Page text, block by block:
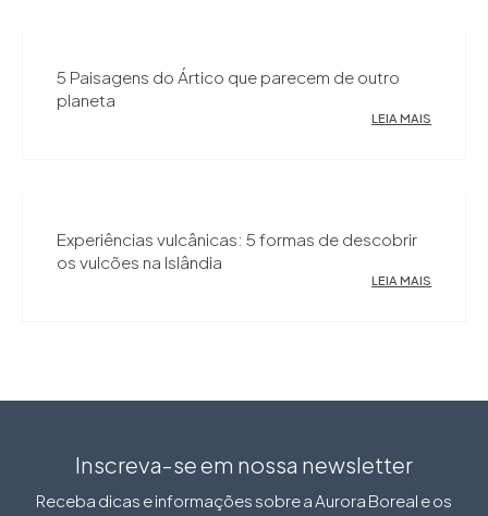
5 Paisagens do Ártico que parecem de outro
planeta
LEIA MAIS
Experiências vulcânicas: 5 formas de descobrir
os vulcões na Islândia
LEIA MAIS
Inscreva-se em nossa newsletter
Receba dicas e informações sobre a Aurora Boreal e os